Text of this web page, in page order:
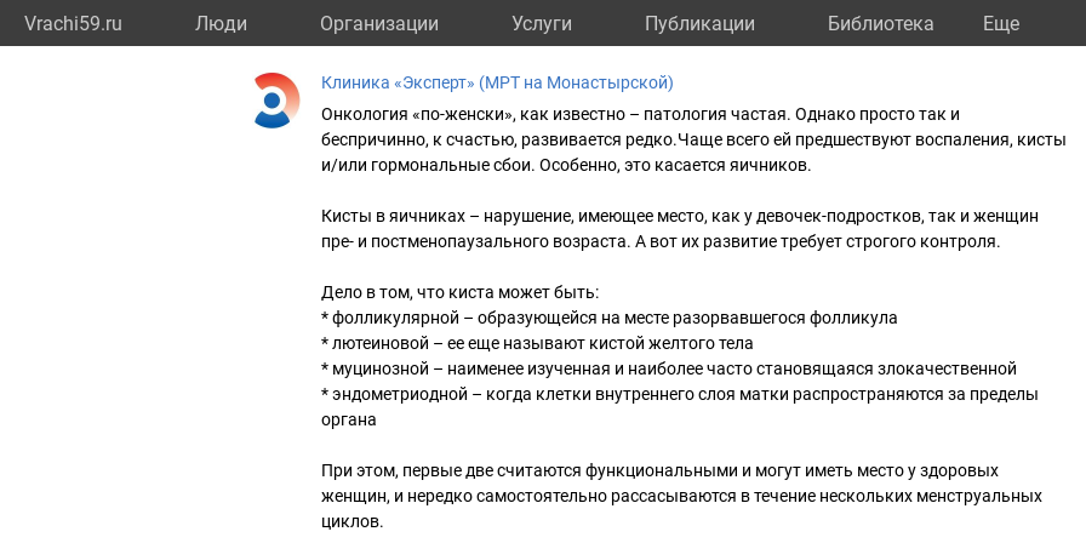
Vrachi59.ru Люди Организации Услуги Публикации Библиотека Eще
Клиника «Эксперт» (МРТ на Монастырской)
Онкология «по-женски», как известно – патология частая. Однако просто так и
беспричинно, к счастью, развивается редко.Чаще всего ей предшествуют воспаления, кисты
и/или гормональные сбои. Особенно, это касается яичников.
Кисты в яичниках – нарушение, имеющее место, как у девочек-подростков, так и женщин
пре- и постменопаузального возраста. А вот их развитие требует строгого контроля.
Дело в том, что киста может быть:
* фолликулярной – образующейся на месте разорвавшегося фолликула
* лютеиновой – ее еще называют кистой желтого тела
* муцинозной – наименее изученная и наиболее часто становящаяся злокачественной
* эндометриодной – когда клетки внутреннего слоя матки распространяются за пределы
органа
При этом, первые две считаются функциональными и могут иметь место у здоровых
женщин, и нередко самостоятельно рассасываются в течение нескольких менструальных
циклов.